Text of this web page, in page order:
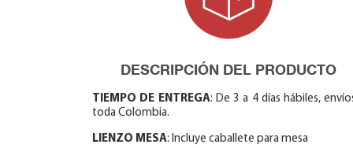
DESCRIPCIÓN DEL PRODUCTO
TIEMPO DE ENTREGA: De 3 a 4 días hábiles,
toda Colombia.
LIENZO MESA: Incluye caballete para mesa